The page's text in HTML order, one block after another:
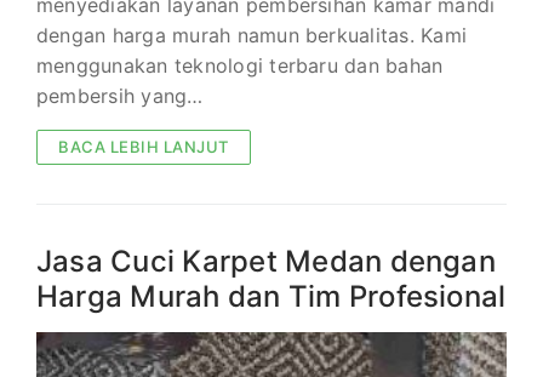
dengan harga murah namun berkualitas. Kami
menggunakan teknologi terbaru dan bahan
pembersih yang…
BACA LEBIH LANJUT
Jasa Cuci Karpet Medan dengan
Harga Murah dan Tim Profesional